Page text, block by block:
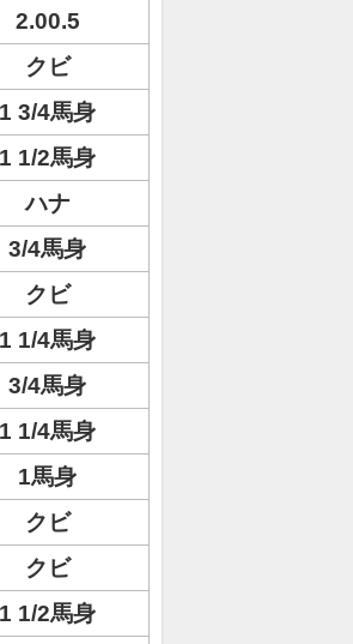
2.00.5
クビ
1 3/4馬身
1 1/2馬身
ハナ
3/4馬身
クビ
1 1/4馬身
3/4馬身
1 1/4馬身
1馬身
クビ
クビ
1 1/2馬身